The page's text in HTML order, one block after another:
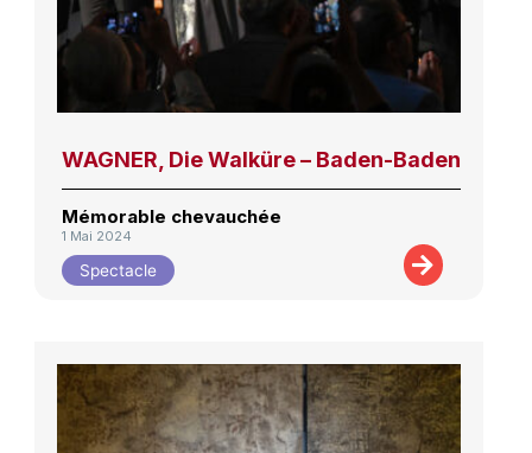
WAGNER, Die Walküre – Baden-Baden
Mémorable chevauchée
1 Mai 2024
Spectacle